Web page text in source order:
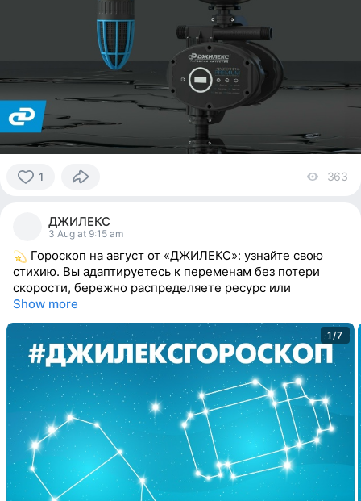
1 363
ДЖИЛЕКС
3 Aug at 9:15 am
Гороскоп на август от «ДЖИЛЕКС»: узнайте свою
стихию. Вы адаптируетесь к переменам без потери
скорости, бережно распределяете ресурс или
Show more
1/7